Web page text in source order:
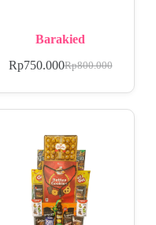
Barakied
Rp800.000
Rp750.000